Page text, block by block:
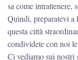
sa come intrattenere,
Quindi, preparatevi a
questa città
condividete con noi
Ci vediamo sui nostri